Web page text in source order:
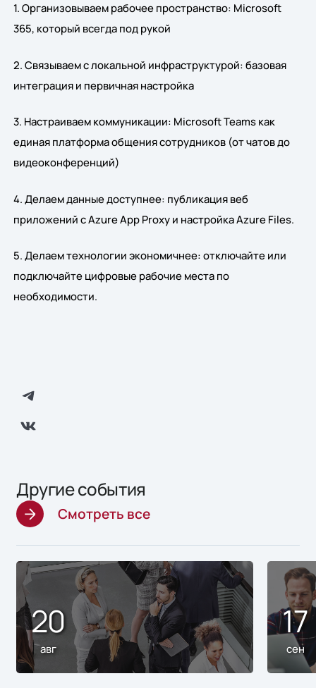
1. Организовываем рабочее пространство: Microsoft
365, который всегда под рукой
2. Связываем с локальной инфраструктурой: базовая
интеграция и первичная настройка
3. Настраиваем коммуникации: Microsoft Teams как
единая платформа общения сотрудников (от чатов до
видеоконференций)
4. Делаем данные доступнее: публикация веб
приложений с Azure App Proxy и настройка Azure Files.
5. Делаем технологии экономичнее: отключайте или
подключайте цифровые рабочие места по
необходимости.
Другие события
Смотреть все
20
авг
17
сен